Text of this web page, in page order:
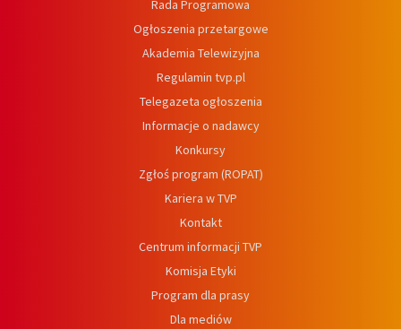
Rada Programowa
Ogłoszenia przetargowe
Akademia Telewizyjna
Regulamin tvp.pl
Telegazeta ogłoszenia
Informacje o nadawcy
Konkursy
Zgłoś program (ROPAT)
Kariera w TVP
Kontakt
Centrum informacji TVP
Komisja Etyki
Program dla prasy
Dla mediów